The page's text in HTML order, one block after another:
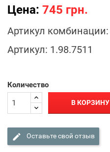
Цена: 745 грн.
Артикул комбинации:
Артикул: 1.98.7511
Количество
В КОРЗИНУ
Оставьте свой отзыв